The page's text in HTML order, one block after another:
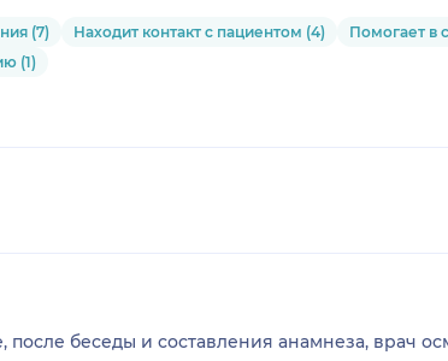
(7) Находит контакт с пациентом (4)
Помогает в
(1)
беседы и составления анамнеза, врач